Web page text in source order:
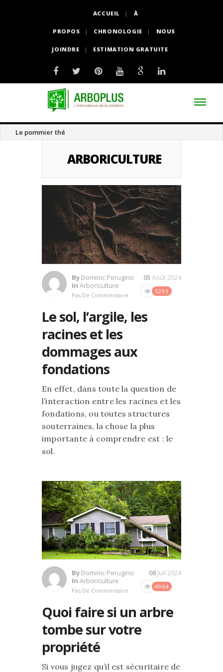
ACCUEIL À
PROPOS CHRONOLOGIE NOUS
JOINDRE ESTIMATION GRATUITE
Le pommier thé
ARBORICULTURE
By Dominic Perugino
In Arboriculture
Pas De Commentaire
5293
05Août 2024
Le sol, l’argile, les
racines et les
dommages aux
fondations
En effet, dans toute la question de
l’interaction entre les racines et les
fondations, ou toutes structures
souterraines, la chose la plus
importante à comprendre est : le
sol.
By Dominic Perugino
In Arboriculture
Pas De Commentaire
4964
08Juil 2024
Quoi faire si un arbre
tombe sur votre
propriété
Si vous jugez qu’il est sécuritaire de